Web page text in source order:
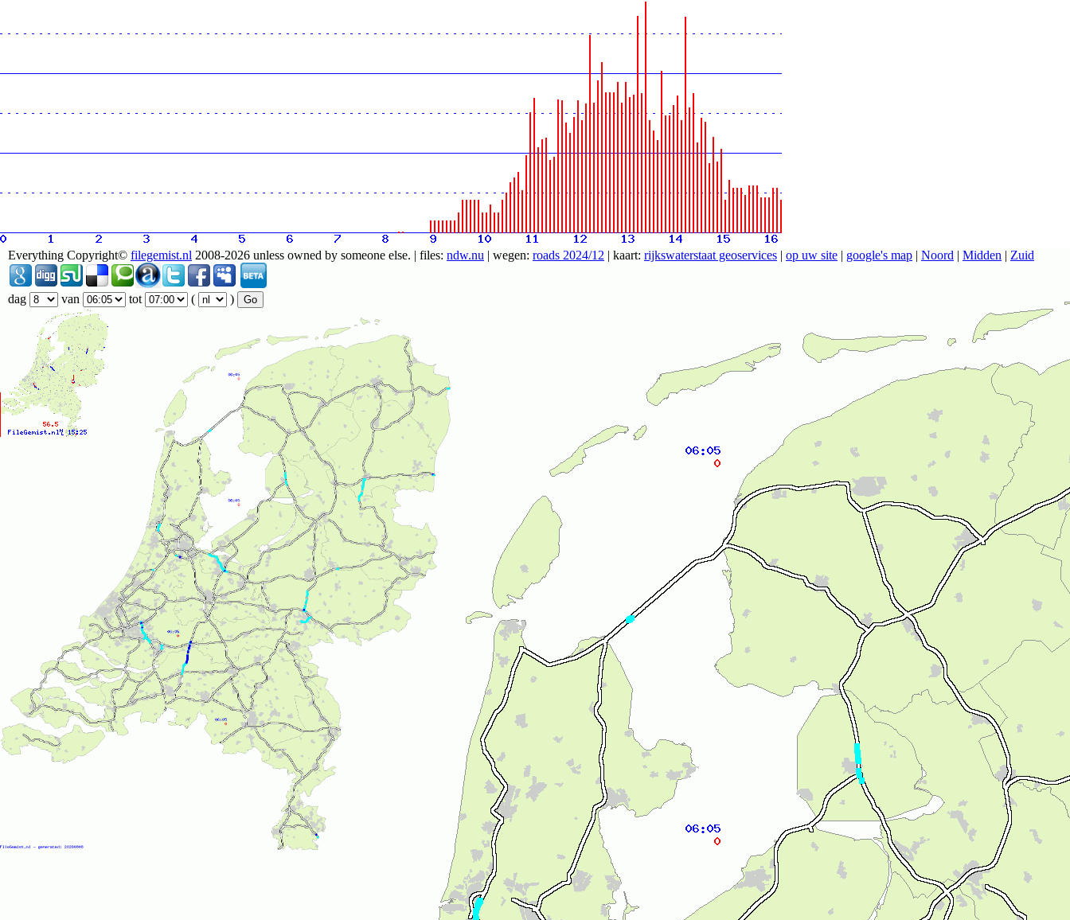
Everything Copyright© filegemist.nl 2008-2026 unless owned by someone else. | files: ndw.nu | wegen: roads 2024/12 | kaart: rijkswaterstaat geoservices | op uw site | google's map | Noord | Midden | Zuid
dag van tot ( )